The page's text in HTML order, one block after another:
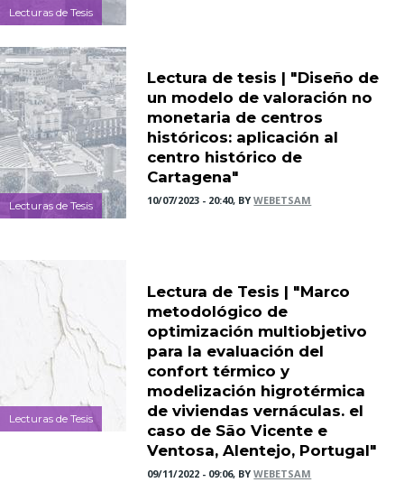
Lecturas de Tesis
Lecturas de Tesis
Lectura de tesis | "Diseño de
un modelo de valoración no
monetaria de centros
históricos: aplicación al
centro histórico de
Cartagena"
10/07/2023 - 20:40, BYWEBETSAM
Lecturas de Tesis
Lectura de Tesis | "Marco
metodológico de
optimización multiobjetivo
para la evaluación del
confort térmico y
modelización higrotérmica
de viviendas vernáculas. el
caso de São Vicente e
Ventosa, Alentejo, Portugal"
09/11/2022 - 09:06, BYWEBETSAM